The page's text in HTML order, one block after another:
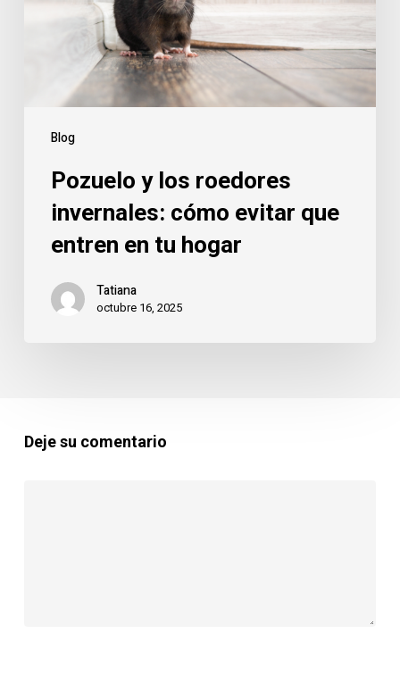
Blog
cómo
Pozuelo y los roedores
invernales: cómo evitar que
entren en tu hogar
Tatiana
octubre 16, 2025
Deje su comentario